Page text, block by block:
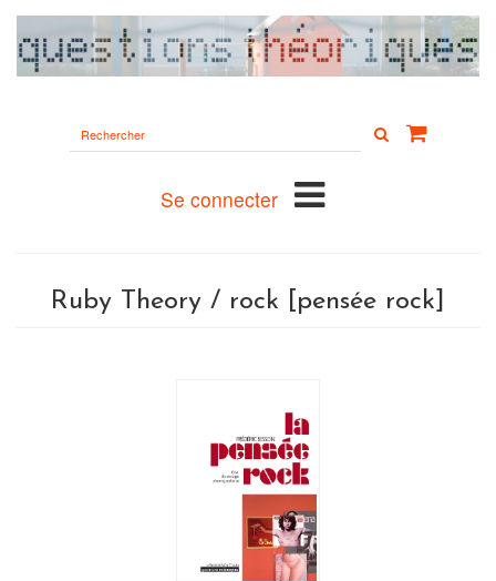
le
Se connecter
Ruby Theory / rock [pensée rock]